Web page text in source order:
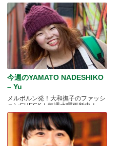
今週のYAMATO NADESHIKO
– Yu
メルボルン発！大和撫子のファッシ
ョンCHECK！毎週水曜更新中！